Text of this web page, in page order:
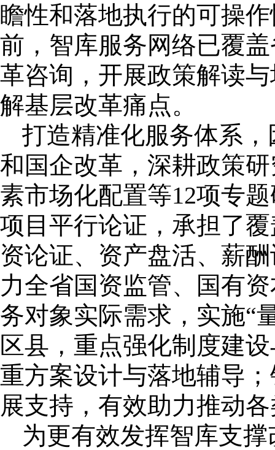
瞻性和落地执行的可操
前，智库服务网络已覆
革咨询，开展政策解读
解基层改革痛点。
打造精准化服务体系
和国企改革，深耕政策
素市场化配置等12项专
项目平行论证，承担了
资论证、资产盘活、薪
力全省国资监管、国有
务对象实际需求，实施“
区县，重点强化制度建
重方案设计与落地辅导
展支持，有效助力推动
为更有效发挥智库支